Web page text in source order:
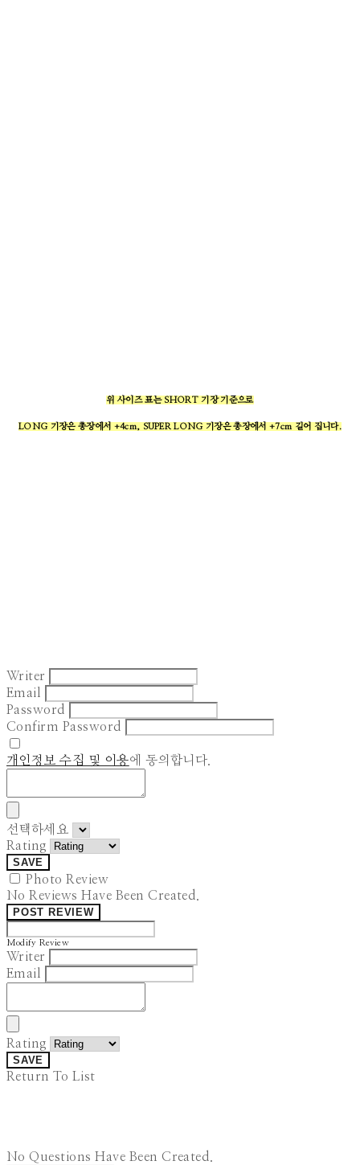
위 사이즈 표는 SHORT 기장 기준으로
LONG 기장은 총장에서 +4cm, SUPER LONG 기장은 총장에서 +7cm 길어 집니다.
Writer
Email
Password
Confirm Password
개인정보 수집 및 이용에 동의합니다.
선택하세요
Rating
SAVE
Photo Review
No Reviews Have Been Created.
POST REVIEW
Modify Review
Writer
Email
Rating
SAVE
Return To List
No Questions Have Been Created.